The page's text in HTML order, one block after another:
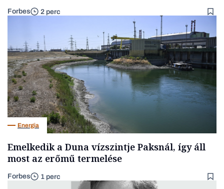
Forbes 2 perc
Energia
Emelkedik a Duna vízszintje Paksnál, így áll
most az erőmű termelése
Forbes 1 perc